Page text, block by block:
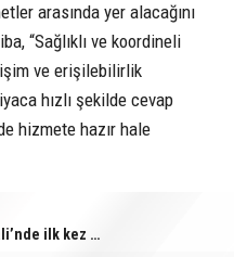
arasında yer alacağını
“Sağlıklı ve koordineli
ve erişilebilirlik
hızlı şekilde cevap
hizmete hazır hale
proje
Uluslararası Bursa Festivali’nde ilk kez çocuklara kapılarını açtı